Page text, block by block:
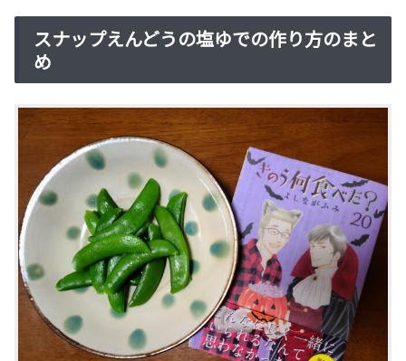
スナップえんどうの塩ゆでの作り方のまと
め